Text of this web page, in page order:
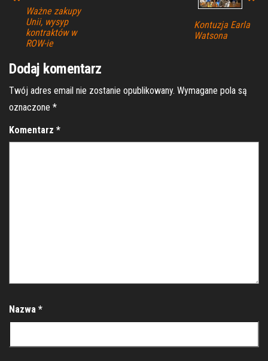
Ważne zakupy
Unii, wysyp
kontraktów w
ROW-ie
Kontuzja Earla
Watsona
Dodaj komentarz
Twój adres email nie zostanie opublikowany. Wymagane pola są
oznaczone *
Komentarz *
Nazwa *